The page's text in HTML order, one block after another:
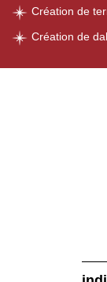
Création de
Création de